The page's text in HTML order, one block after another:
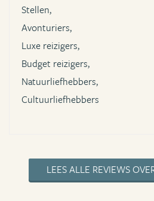
Stellen,
Avonturiers,
Luxe reizigers,
Budget reizigers,
Natuurliefhebbers,
Cultuurliefhebbers
LEES ALLE REVIEWS